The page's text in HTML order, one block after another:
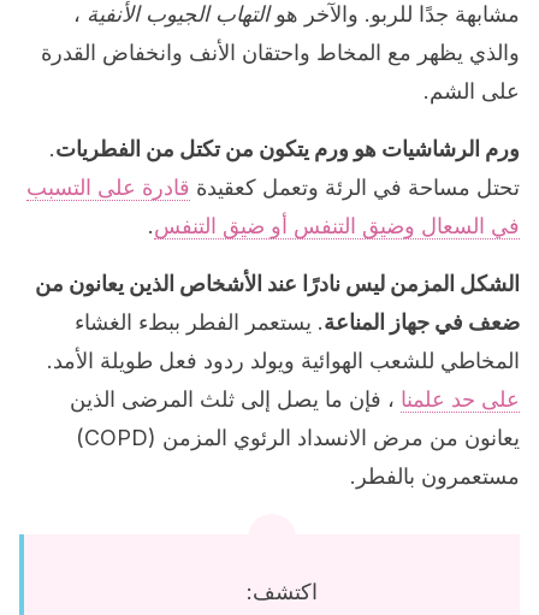
مشابهة جدًا للربو. والآخر هوالتهاب الجيوب الأنفية ،
والذي يظهر مع المخاط واحتقان الأنف وانخفاض القدرة
على الشم.
ورم الرشاشيات هو ورم يتكون من تكتل من الفطريات.
تحتل مساحة في الرئة وتعمل كعقيدة قادرة على التسبب
في السعال وضيق التنفس أو ضيق التنفس.
الشكل المزمن ليس نادرًا عند الأشخاص الذين يعانون من
ضعف في جهاز المناعة. يستعمر الفطر ببطء الغشاء
المخاطي للشعب الهوائية ويولد ردود فعل طويلة الأمد.
على حد علمنا ، فإن ما يصل إلى ثلث المرضى الذين
يعانون من مرض الانسداد الرئوي المزمن (COPD)
مستعمرون بالفطر.
اكتشف: